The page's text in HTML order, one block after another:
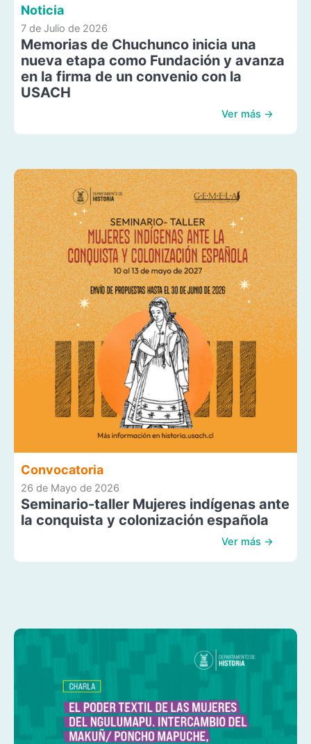
Noticia
7 de Julio de 2026
Memorias de Chuchunco inicia una
nueva etapa como Fundación y avanza
en la firma de un convenio con la
USACH
Ver más →
Convocatoria
26 de Mayo de 2026
Seminario-taller Mujeres indígenas ante
la conquista y colonización española
Ver más →